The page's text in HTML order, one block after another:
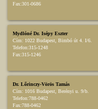
Fax:301-0686
Mydlóné Dr. Isépy Eszter
Cím: 1022 Budapest, Bimbó út 4. I/6.
Telefon:315-1248
Fax:315-1246
Dr. Lőrinczy-Vörös Tamás
Cím: 1016 Budapest, Berényi u. 9/b.
Telefon:788-0462
Fax:788-0462